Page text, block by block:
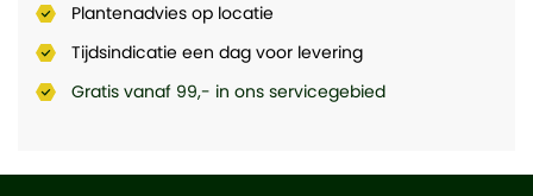
Plantenadvies op locatie
Tijdsindicatie een dag voor levering
Gratis vanaf 99,- in ons servicegebied